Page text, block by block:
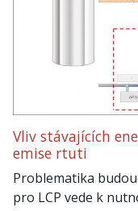
Vliv stávajících
emise rtuti
Problematika
pro LCP vede k